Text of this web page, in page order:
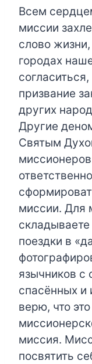
Всем
миссии
слово
городах
призвание
других
Другие
Святым
миссии. Для
складываете
поездки в
язычников с
спасённых и
верю, что
миссия.
посвятить